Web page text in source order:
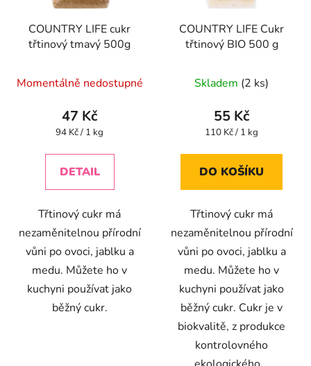
COUNTRY LIFE cukr
třtinový tmavý 500g
hodnocení
produktu
je
z
Momentálně nedostupné
47 Kč
Měrná
94 Kč / 1 kg
DETAIL
Třtinový cukr má
nezaměnitelnou přírodní
vůni po ovoci, jablku a
medu. Můžete ho v
kuchyni používat jako
běžný cukr.
COUNTRY LIFE Cukr
třtinový BIO 500 g
Skladem (2 ks)
55 Kč
Měrná
110 Kč / 1 kg
DO KOŠÍKU
Třtinový cukr má
nezaměnitelnou přírodní
vůni po ovoci, jablku a
medu. Můžete ho v
kuchyni používat jako
běžný cukr. Cukr je v
biokvalitě, z produkce
kontrolovného